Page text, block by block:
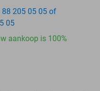
88 205 05 05 of
05
aankoop is 100%